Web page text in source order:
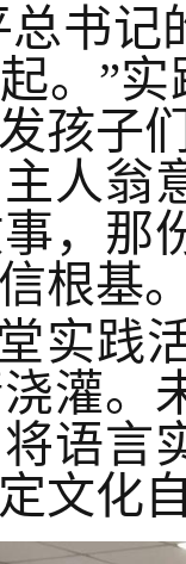
总书
。”
孩子
人翁
，那
根基
实践
灌。
语言
文化